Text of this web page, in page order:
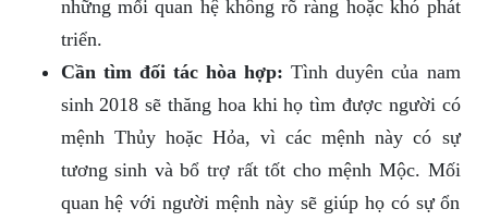
những mối quan hệ không rõ ràng hoặc khó phát
triển.
Cần tìm đối tác hòa hợp: Tình duyên của nam
sinh 2018 sẽ thăng hoa khi họ tìm được người có
mệnh Thủy hoặc Hỏa, vì các mệnh này có sự
tương sinh và bổ trợ rất tốt cho mệnh Mộc. Mối
quan hệ với người mệnh này sẽ giúp họ có sự ổn